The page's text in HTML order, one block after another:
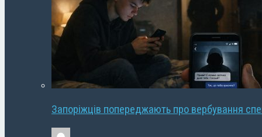
Запоріжців попереджають про вербування